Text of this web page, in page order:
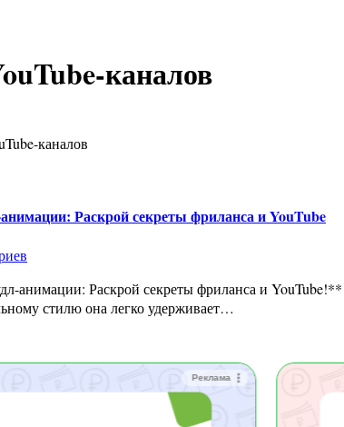
каналов
каналов
Раскрой секреты фриланса и YouTube
стилю она легко удерживает…
Реклама